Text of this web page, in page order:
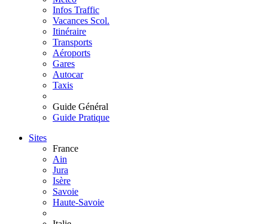
Infos Traffic
Vacances Scol.
Itinéraire
Transports
Aéroports
Gares
Autocar
Taxis
Guide Général
Guide Pratique
Sites
France
Ain
Jura
Isère
Savoie
Haute-Savoie